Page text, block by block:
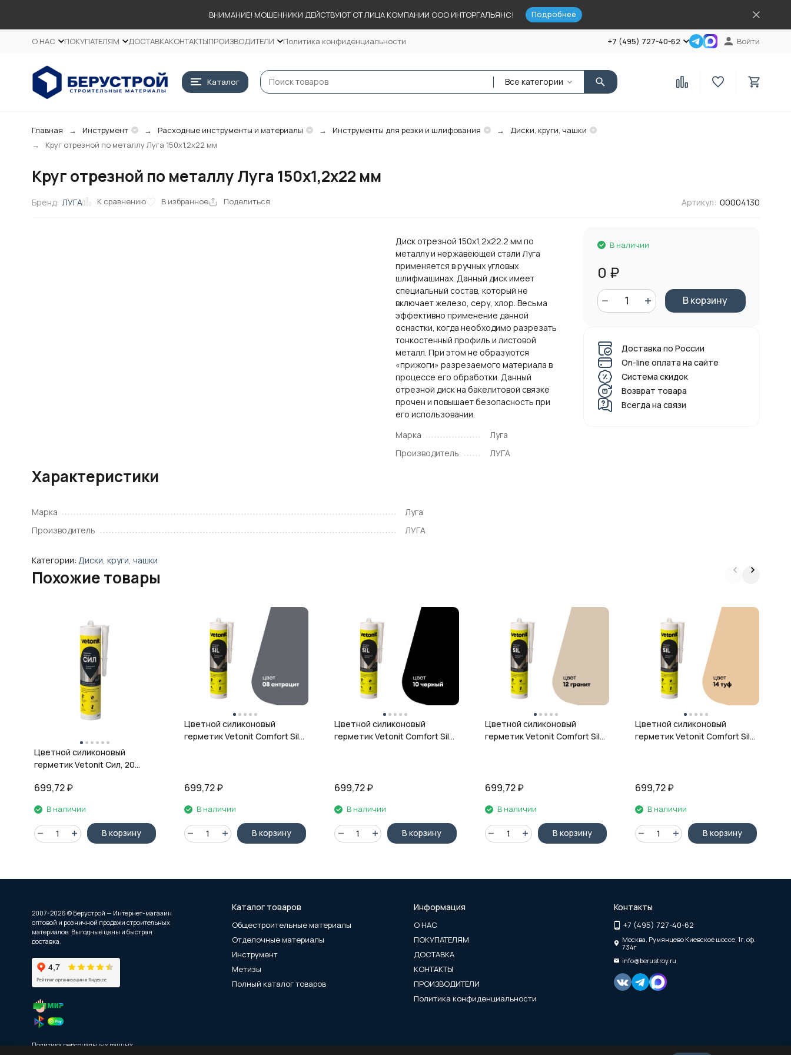
ВНИМАНИЕ! МОШЕННИКИ ДЕЙСТВУЮТ ОТ ЛИЦА КОМПАНИИ ООО ИНТОРГАЛЬЯНС! Подробнее
О НАС ПОКУПАТЕЛЯМ ДОСТАВКАКОНТАКТЫПРОИЗВОДИТЕЛИ Политика конфиденциальности +7 (495) 727-40-62 Войти
Каталог Все категории
Главная Инструмент Расходные инструменты и материалы Инструменты для резки и шлифования
Диски, круги, чашки
Круг отрезной по металлу Луга 150х1,2х22 мм
Круг отрезной по металлу Луга 150х1,2х22 мм
Бренд: ЛУГА К сравнению В избранное Поделиться Артикул: 00004130
Диск отрезной 150х1,2х22.2 мм по
металлу и нержавеющей стали Луга
применяется в ручных угловых
шлифмашинах. Данный диск имеет
специальный состав, который не
включает железо, серу, хлор. Весьма
эффективно применение данной
оснастки, когда необходимо разрезать
тонкостенный профиль и листовой
металл. При этом не образуются
«прижоги» разрезаемого материала в
процессе его обработки. Данный
отрезной диск на бакелитовой связке
прочен и повышает безопасность при
его использовании.
Марка
Луга
Производитель
ЛУГА
В наличии
0 ₽
В корзину
Доставка по России
On-line оплата на сайте
Система скидок
Возврат товара
Всегда на связи
Характеристики
Марка
Луга
Производитель
ЛУГА
Категории: Диски, круги, чашки
Похожие товары
Цветной силиконовый
герметик Vetonit Сил, 20
699,72 ₽
В наличии
В корзину
Цветной силиконовый
герметик Vetonit Comfort Sil,
699,72₽
В наличии
В корзину
Цветной силиконовый
герметик Vetonit Comfort Sil,
699,72₽
В наличии
В корзину
Цветной силиконовый
герметик Vetonit Comfort Sil,
699,72₽
В наличии
В корзину
Цветной силиконовый
герметик Vetonit Comfort Sil,
699,72₽
В наличии
В корзину
2007-2026 © Берустрой — Интернет-магазин
оптовой и розничной продажи строительных
материалов. Выгодные цены и быстрая
доставка.
Политика персональных данных
Каталог товаров
Общестроительные материалы
Отделочные материалы
Инструмент
Метизы
Полный каталог товаров
Информация
О НАС
ПОКУПАТЕЛЯМ
ДОСТАВКА
КОНТАКТЫ
ПРОИЗВОДИТЕЛИ
Политика конфиденциальности
Контакты
+7 (495) 727-40-62
Москва, Румянцево Киевское шоссе, 1г, оф.
734г
info@berustroy.ru